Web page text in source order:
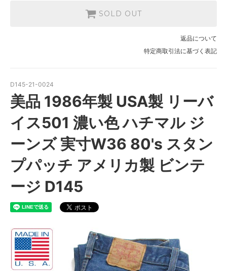
SOLD OUT
返品について
特定商取引法に基づく表記
D145-21-0024
美品 1986年製 USA製 リーバ
イス501 濃い色 ハチマル ジ
ーンズ 実寸W36 80's スタン
プパッチ アメリカ製 ビンテ
ージ D145